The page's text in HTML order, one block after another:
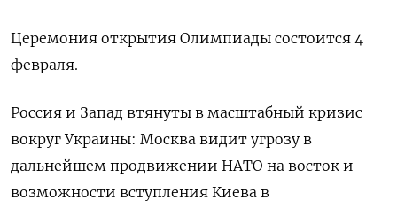
Церемония открытия Олимпиады состоится 4
февраля.
Россия и Запад втянуты в масштабный кризис
вокруг Украины: Москва видит угрозу в
дальнейшем продвижении НАТО на восток и
возможности вступления Киева в